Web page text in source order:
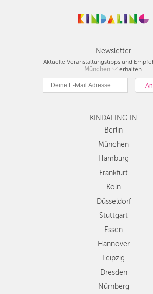
Newsletter
Aktuelle Veranstaltungstipps und
München
Berlin
Hamburg
Köln
Düsseldorf
Stuttgart
Nürnberg
Andere
Regionen
erhalten.
KINDALING IN
Berlin
München
Hamburg
Frankfurt
Köln
Düsseldorf
Stuttgart
Essen
Hannover
Leipzig
Dresden
Nürnberg